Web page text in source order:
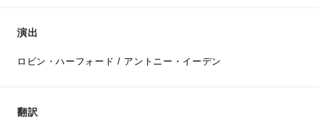
演出
ロビン・ハーフォード / アントニー・イーデン
翻訳